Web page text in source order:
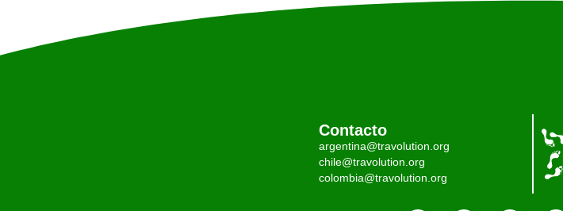
Contacto
argentina@travolution.org
chile@travolution.org
colombia@travolution.org